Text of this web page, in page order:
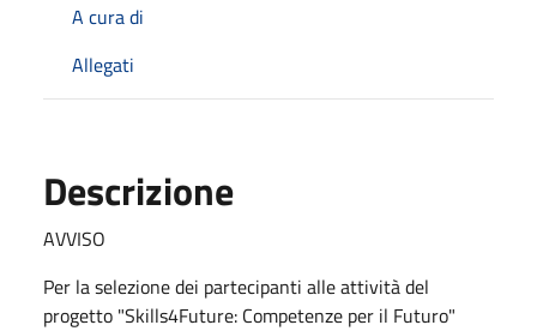
A cura di
Allegati
Descrizione
AVVISO
Per la selezione dei partecipanti alle attività del
progetto "Skills4Future: Competenze per il Futuro"